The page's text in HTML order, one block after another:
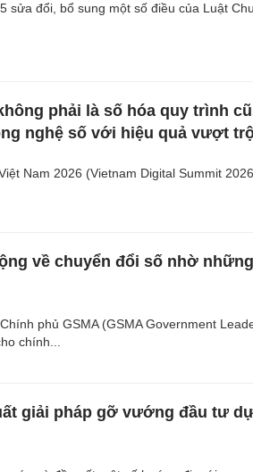
sửa đổi, bổ sung một số điều của Luật
phải là số hóa quy trình
nghệ số với hiệu quả vượt
Nam 2026 (Vietnam Digital Summit
về chuyển đổi số nhờ
phủ GSMA (GSMA Government
chính...
giải pháp gỡ vướng đầu tư